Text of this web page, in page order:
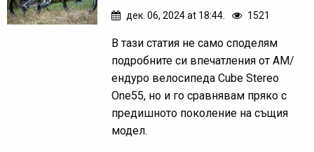
дек. 06, 2024 at 18:44. 1521
В тази статия не само споделям
подробните си впечатления от АМ/
ендуро велосипеда Cube Stereo
One55, но и го сравнявам пряко с
предишното поколение на същия
модел.